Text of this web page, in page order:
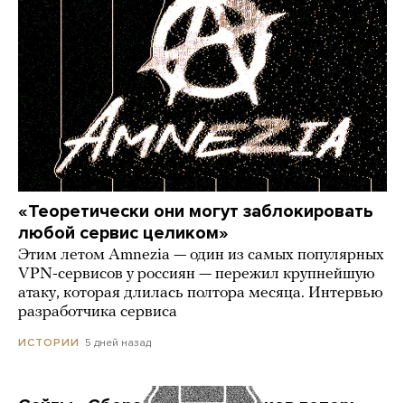
«Теоретически они могут заблокировать
любой сервис целиком»
Этим летом Amnezia — один из самых популярных
VPN-сервисов у россиян — пережил крупнейшую
атаку, которая длилась полтора месяца. Интервью
разработчика сервиса
ИСТОРИИ 5 дней назад